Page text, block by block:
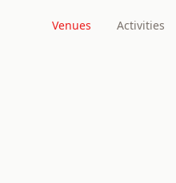
Venues Activities